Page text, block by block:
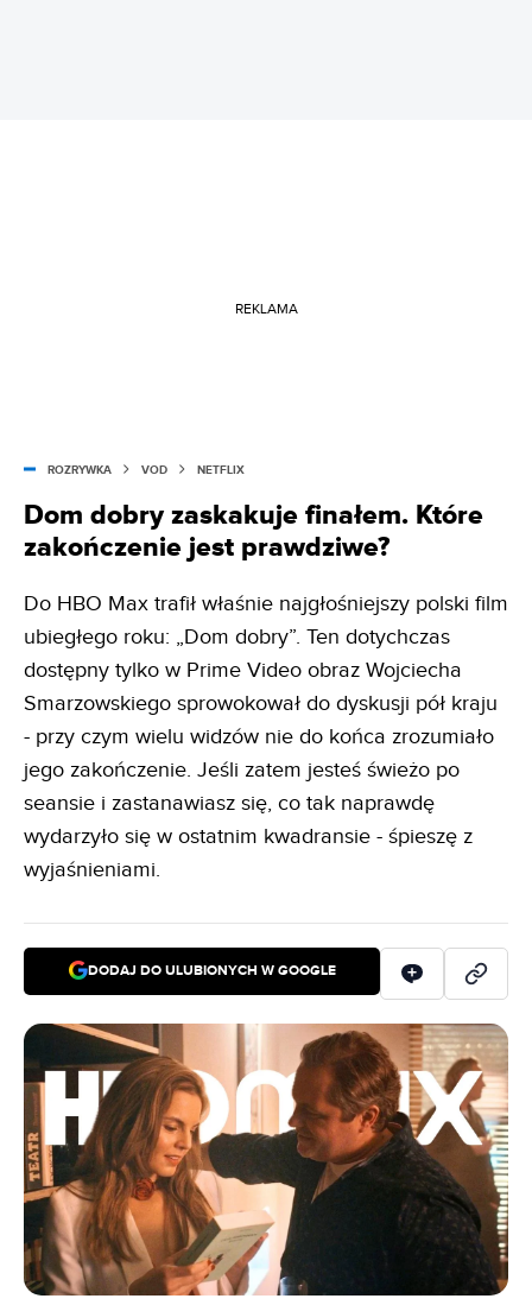
REKLAMA
ROZRYWKA VOD NETFLIX
Dom dobry zaskakuje finałem. Które
zakończenie jest prawdziwe?
Do HBO Max trafił właśnie najgłośniejszy polski film
ubiegłego roku: „Dom dobry”. Ten dotychczas
dostępny tylko w Prime Video obraz Wojciecha
Smarzowskiego sprowokował do dyskusji pół kraju
- przy czym wielu widzów nie do końca zrozumiało
jego zakończenie. Jeśli zatem jesteś świeżo po
seansie i zastanawiasz się, co tak naprawdę
wydarzyło się w ostatnim kwadransie - śpieszę z
wyjaśnieniami.
DODAJ DO ULUBIONYCH W GOOGLE